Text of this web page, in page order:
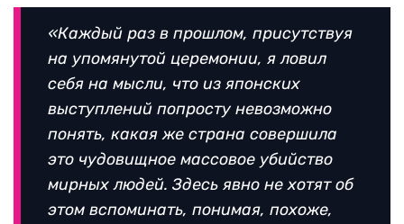
«Каждый раз в прошлом, присутствуя
на упомянутой церемонии, я ловил
себя на мысли, что из японских
выступлений попросту невозможно
понять, какая же страна совершила
это чудовищное массовое убийство
мирных людей. Здесь явно не хотят об
этом вспоминать, понимая, похоже,